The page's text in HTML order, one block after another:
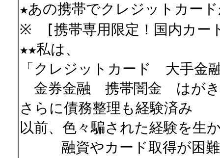
★あの携帯でクレジットカー
※ [携帯専用限定！国内カー
★★私は、
「クレジットカード 大手
金券金融 携帯闇金 はが
さらに債務整理も経験済み
以前、色々騙された経験を生
融資やカード取得が困難